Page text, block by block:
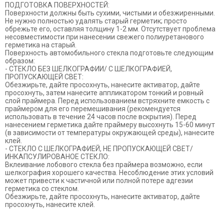
ПОДГОТОВКА ПОВЕРХНОСТЕЙ:
Поверхности должны быть сухими, чистыми и обезжиренными.
Не нужно полностью удалять старый герметик; просто
обрежьте его, оставляя толщину 1-2 мм. Отсутствует проблема
несовместимости при нанесении свежего полиуретанового
герметика на старый.
Поверхность автомобильного стекла подготовьте следующим
образом:
- СТЕКЛО БЕЗ ШЕЛКОГРАФИИ/ С ШЕЛКОГРАФИЕЙ,
ПРОПУСКАЮЩЕЙ СВЕТ:
Обезжирьте, дайте просохнуть, нанесите активатор, дайте
просохнуть, затем нанесите аппликатором тонкий и ровный
слой праймера. Перед использованием встряхните емкость с
праймером для его перемешивания (рекомендуется
использовать в течение 24 часов после вскрытия). Перед
нанесением герметика дайте праймеру высохнуть 15-60 минут
(в зависимости от температуры окружающей среды), нанесите
клей.
- СТЕКЛО С ШЕЛКОГРАФИЕЙ, НЕ ПРОПУСКАЮЩЕЙ СВЕТ/
ИНКАПСУЛИРОВАНОЕ СТЕКЛО:
Вклеивание лобового стекла без праймера возможно, если
шелкография хорошего качества. Несоблюдение этих условий
может привести к частичной или полной потере адгезии
герметика со стеклом.
Обезжирьте, дайте просохнуть, нанесите активатор, дайте
просохнуть, нанесите клей.